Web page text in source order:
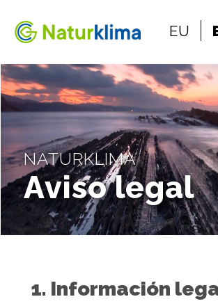
Ir a los contenidos
EU
NATURKLIMA
Aviso legal
1. Información